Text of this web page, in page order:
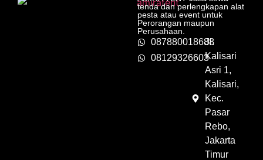
tenda dan perlengkapan alat
pesta atau event untuk
Perorangan maupun
Perusahaan.
087880018688
08129326603
Jl.
Kalisari
Asri 1,
Kalisari,
Kec.
Pasar
Rebo,
Jakarta
Timur